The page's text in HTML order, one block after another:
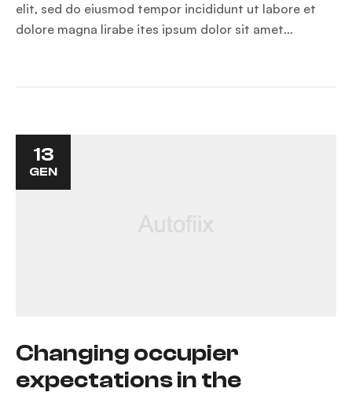
elit, sed do eiusmod tempor incididunt ut labore et
dolore magna lirabe ites ipsum dolor sit amet…
13
GEN
Changing occupier
expectations in the